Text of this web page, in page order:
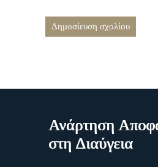
Ανάρτηση
στη Διαύγεια